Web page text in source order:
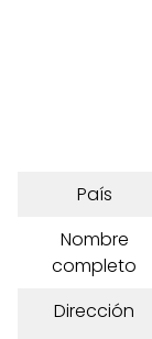
País
Nombre
completo
Dirección